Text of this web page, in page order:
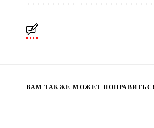
ВАМ ТАКЖЕ МОЖЕТ